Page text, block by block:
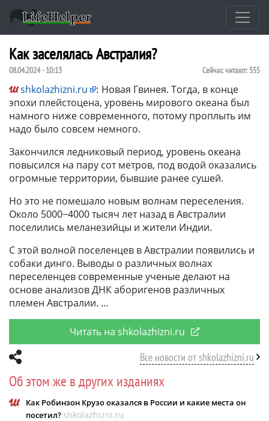
Как заселялась Австралия?
08.04.2024 - 10:13 Сейчас читают: 555
shkolazhizni.ru : Новая Гвинея. Тогда, в конце
эпохи плейстоцена, уровень мирового океана был
намного ниже современного, потому проплыть им
надо было совсем немного.
Закончился ледниковый период, уровень океана
повысился на пару сот метров, под водой оказались
огромные территории, бывшие ранее сушей.
Но это не помешало новым волнам переселения.
Около 5000−4000 тысяч лет назад в Австралии
поселились меланезийцы и жители Индии.
С этой волной поселенцев в Австралии появились и
собаки динго. Выводы о различных волнах
переселенцев современные ученые делают на
основе анализов ДНК аборигенов различных
племен Австралии.
Читать на shkolazhizni.ru
Все новости от shkolazhizni.ru
Об этом же в других изданиях
Как Робинзон Крузо оказался в России и какие места он
посетил? shkolazhizni.ru